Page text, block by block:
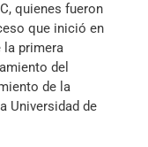
quienes fueron
que inició en
la primera
del
de la
Universidad de